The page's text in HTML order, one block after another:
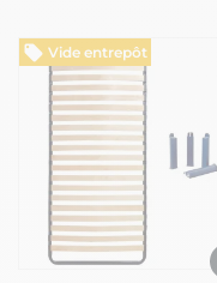
Vide entrepôt